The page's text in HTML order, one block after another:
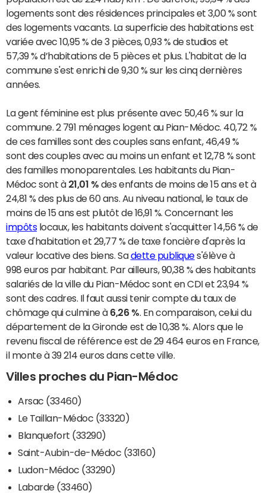
logements sont des résidences principales et 3,00 % sont
des logements vacants. La superficie des habitations est
variée avec 10,95 % de 3 pièces, 0,93 % de studios et
57,39 % d’habitations de 5 pièces et plus. L'habitat de la
commune s'est enrichi de 9,30 % sur les cinq dernières
années.
La gent féminine est plus présente avec 50,46 % sur la
commune. 2 791 ménages logent au Pian-Médoc. 40,72 %
de ces familles sont des couples sans enfant, 46,49 %
sont des couples avec au moins un enfant et 12,78 % sont
des familles monoparentales. Les habitants du Pian-
Médoc sont à 21,01 % des enfants de moins de 15 ans et à
24,81 % des plus de 60 ans. Au niveau national, le taux de
moins de 15 ans est plutôt de 16,91 %. Concernant les
impôtslocaux, les habitants doivent s'acquitter 14,56 % de
taxe d'habitation et 29,77 % de taxe foncière d'après la
valeur locative des biens. Sadette publiques'élève à
998 euros par habitant. Par ailleurs, 90,38 % des habitants
salariés de la ville du Pian-Médoc sont en CDI et 23,94 %
sont des cadres. Il faut aussi tenir compte du taux de
chômage qui culmine à 6,26 % . En comparaison, celui du
département de la Gironde est de 10,38 %. Alors que le
revenu fiscal de référence est de 29 464 euros en France,
il monte à 39 214 euros dans cette ville.
Villes proches du Pian-Médoc
Arsac (33460)
Le Taillan-Médoc (33320)
Blanquefort (33290)
Saint-Aubin-de-Médoc (33160)
Ludon-Médoc (33290)
Labarde (33460)